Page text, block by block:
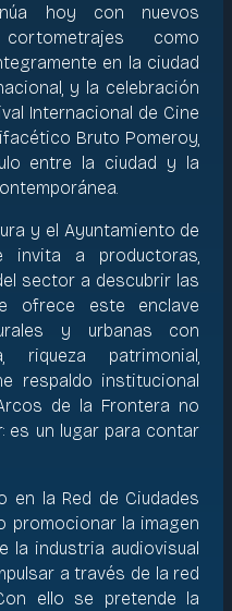
hoy con nuevos
como
en la ciudad
y la celebración
Internacional de Cine
Bruto Pomeroy,
entre la ciudad y la
y el Ayuntamiento de
invita a productoras,
sector a descubrir las
ofrece este enclave
y urbanas con
riqueza patrimonial,
respaldo institucional
de la Frontera no
es un lugar para contar
en la Red de Ciudades
promocionar la imagen
la industria audiovisual
a través de la red
ello se pretende la